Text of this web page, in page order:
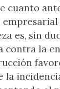
es, sin
contra la
la